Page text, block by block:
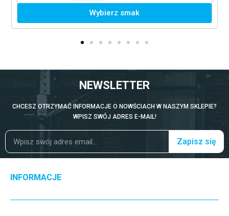
Wybierz smak
NEWSLETTER
CHCESZ OTRZYMAĆ INFORMACJE O NOWŚCIACH W NASZYM SKLEPIE?
WPISZ SWÓJ ADRES E-MAIL!
Zapisz się
INFORMACJE